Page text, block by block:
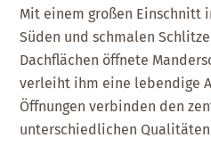
Mit einem großen Einschnitt
Süden und schmalen
Dachflächen öffnete
verleiht ihm eine lebendige
Öffnungen verbinden den
unterschiedlichen